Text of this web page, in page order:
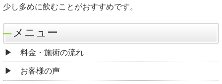
少し多めに飲むことがおすすめです。
メニュー
料金・施術の流れ
お客様の声